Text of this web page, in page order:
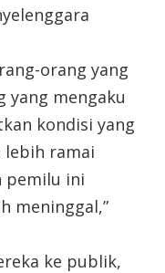
orang yang
yang mengaku
kondisi yang
lebih ramai
pemilu ini
meninggal,”
ke publik,